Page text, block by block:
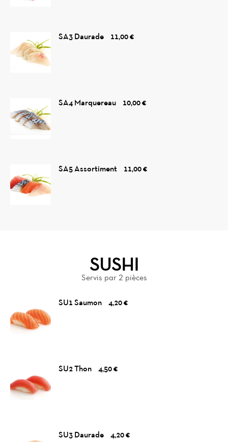
SA3 Daurade 11,00 €
SA4 Marquereau 10,00 €
SA5 Assortiment 11,00 €
SUSHI
Servis par 2 pièces
SU1 Saumon 4,20 €
SU2 Thon 4,50 €
SU3 Daurade 4,20 €